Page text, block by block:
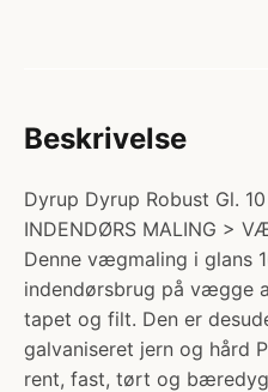
Beskrivelse
Dyrup Dyrup Robust Gl.
INDENDØRS MALING >
Denne vægmaling i glans
indendørsbrug på vægge
tapet og filt. Den er
galvaniseret jern og hård
rent, fast, tørt og